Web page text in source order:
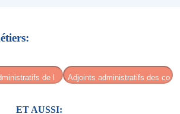
ET AUSSI: